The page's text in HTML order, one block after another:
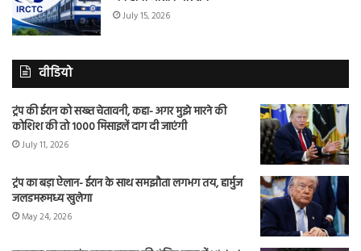
July 15, 2026
वीडियो
ट्रंप की ईरान को सख्त चेतावनी, कहा- अगर मुझे मारने की
कोशिश की तो 1000 मिसाइलें दाग दी जाएंगी
July 11, 2026
ट्रंप का बड़ा ऐलान- ईरान के साथ समझौता लगभग तय, हार्मुज
जलडमरूमध्य खुलेगा
May 24, 2026